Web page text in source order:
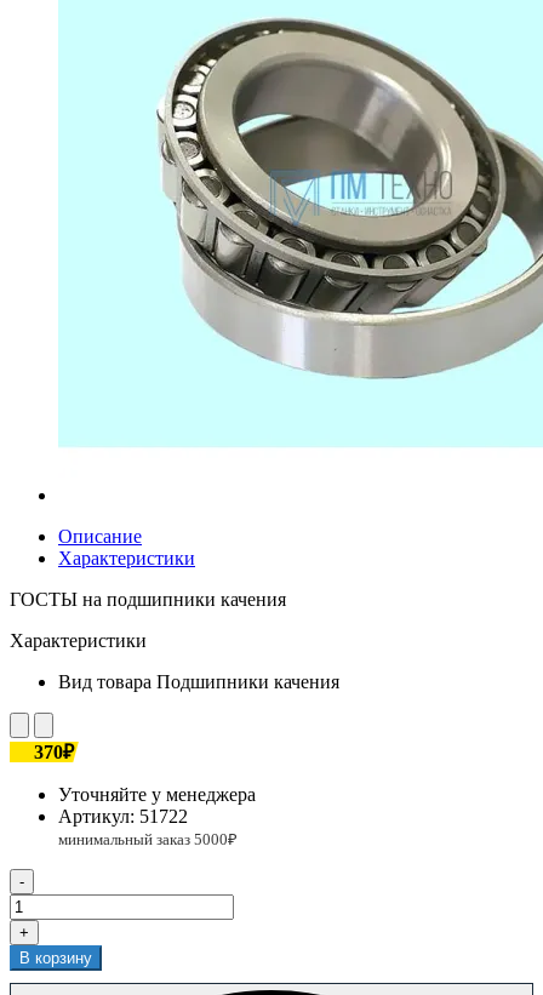
Описание
Характеристики
ГОСТЫ на подшипники качения
Характеристики
Вид товара Подшипники качения
370₽
Уточняйте у менеджера
Артикул: 51722
-
+
В корзину